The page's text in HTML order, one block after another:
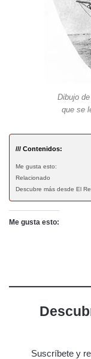
Dibujo
que se
/// Contenidos:
Me gusta esto:
Relacionado
Descubre más desde El
Me gusta esto:
Suscríbete y